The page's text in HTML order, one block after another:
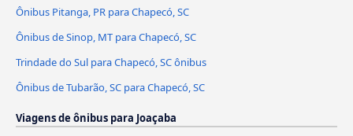
Ônibus Pitanga, PR para Chapecó, SC
Ônibus de Sinop, MT para Chapecó, SC
Trindade do Sul para Chapecó, SC ônibus
Ônibus de Tubarão, SC para Chapecó, SC
Viagens de ônibus para Joaçaba